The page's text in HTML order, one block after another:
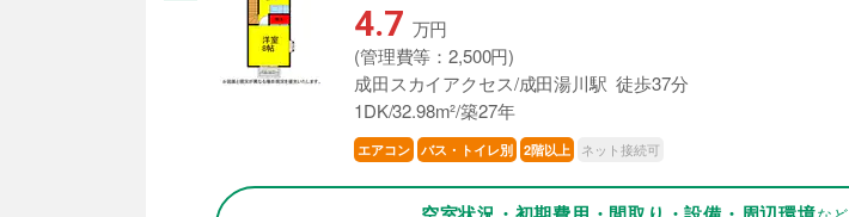
4.7 万円
(管理費等：2,500円)
成田スカイアクセス/成田湯川駅 徒歩37分
1DK/32.98m²/築27年
エアコン バス・トイレ別 2階以上 ネット接続可